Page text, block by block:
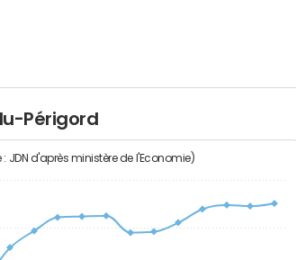
Périgord
JDN d'après ministère de l'Economie)